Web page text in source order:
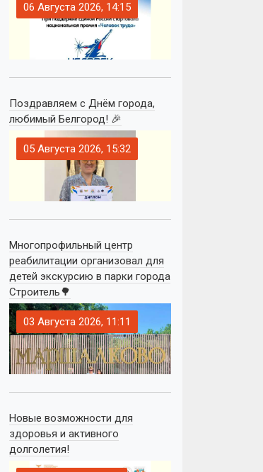
06 Августа 2026, 14:15
Поздравляем с Днём города,
любимый Белгород! 🎉
05 Августа 2026, 15:32
Многопрофильный центр
реабилитации организовал для
детей экскурсию в парки города
Строитель🌳
03 Августа 2026, 11:11
Новые возможности для
здоровья и активного
долголетия!